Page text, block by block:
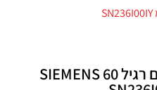
מדיח כלים רגיל SIEMENS 60